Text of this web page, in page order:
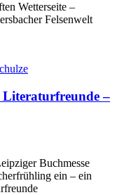
Wetterseite –
Felsenwelt
–
Buchmesse
ein – ein